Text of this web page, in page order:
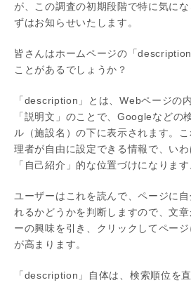
が、この調査の初期段階で特に気に
ずはお知らせいたします。
皆さんはホームページの「
ことがあるでしょうか？
「description」とは、Webページの
「説明文」のことで、Googleなどの
ル（施設名）の下に表示されます。
理者が自由に設定できる情報で、い
「自己紹介」的な位置づけになります
ユーザーはこれを読んで、ページに
れるかどうかを判断しますので、文
ーの興味を引き、クリックしてペー
が高まります。
「description」自体は、検索順位を